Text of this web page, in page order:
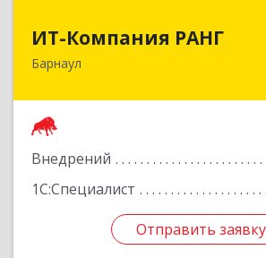
ИТ-Компания РАНГ
Барнаул
Внедрений
1С:Специалист
Отправить заявку
656006, Алтайский край,
Отправить заявку